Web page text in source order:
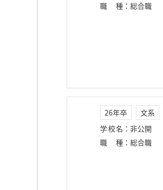
職種 ： 総合職
26年卒 文系
学校名 ： 非公開
職種 ： 総合職